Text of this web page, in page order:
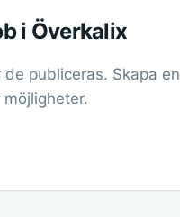
i Överkalix
publiceras. Skapa en